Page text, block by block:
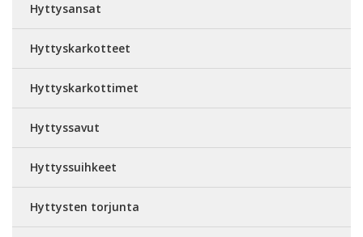
Hyttysansat
Hyttyskarkotteet
Hyttyskarkottimet
Hyttyssavut
Hyttyssuihkeet
Hyttysten torjunta